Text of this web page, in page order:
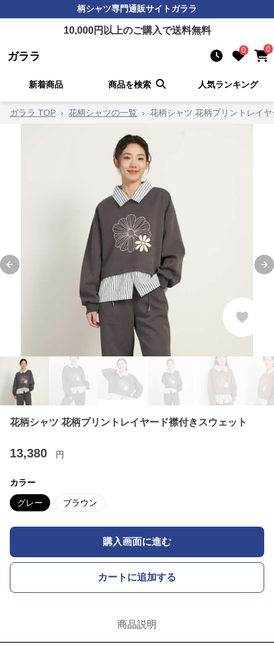
柄シャツ専門通販サイトガララ
10,000円以上のご購入で送料無料
ガララ 0 0
新着商品 商品を検索 人気ランキング
ガララ TOP › 花柄シャツの一覧 › 花柄シャツ 花柄プリントレイ
Previous slide
花柄シャツ 花柄プリントレイヤード襟付きスウェット
13,380 円
カラー
グレー ブラウン
購入画面に進む
カートに追加する
商品説明